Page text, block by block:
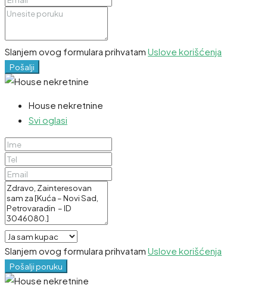
Slanjem ovog formulara prihvatam Uslove korišćenja
Pošalji
House nekretnine
Svi oglasi
Slanjem ovog formulara prihvatam Uslove korišćenja
Pošalji poruku